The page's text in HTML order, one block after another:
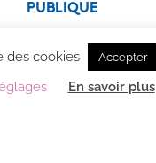
publique
des cookies Accepter
En savoir plus